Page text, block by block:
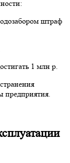
штраф
1 млн р.
предприятия.